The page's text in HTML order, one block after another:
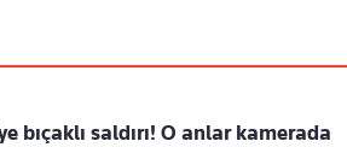
bıçaklı saldırı! O anlar kamerada